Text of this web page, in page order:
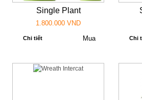
Single Plant
1.800.000 VND
Chi tiết Chi